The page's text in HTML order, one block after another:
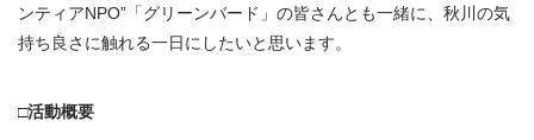
ンティアNPO”「グリーンバード」の皆さんとも一緒に、秋川の気
持ち良さに触れる一日にしたいと思います。
□活動概要